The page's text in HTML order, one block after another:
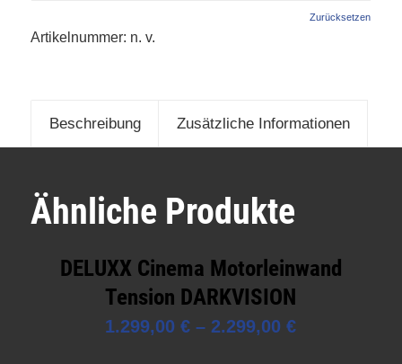
Zurücksetzen
Artikelnummer: n. v.
Beschreibung Zusätzliche Informationen
Ähnliche Produkte
DELUXX Cinema Motorleinwand
Tension DARKVISION
1.299,00€ –2.299,00€